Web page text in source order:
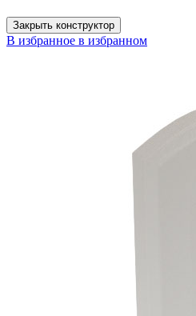
Закрыть конструктор
В избранное в избранном